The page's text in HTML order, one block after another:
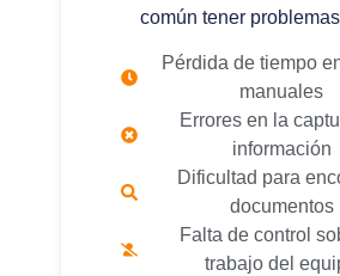
común tener
Pérdida de tiempo
manuales
Errores en la
información
Dificultad para
documentos
Falta de control
trabajo del